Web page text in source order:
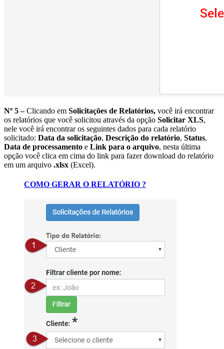
Nº 5 –Clicando em Solicitações de Relatórios, você irá encontrar
os relatórios que você solicitou através da opção Solicitar XLS,
nele você irá encontrar os seguintes dados para cada relatório
solicitado: Data da solicitação, Descrição do relatório, Status,
Data de processamento e Link para o arquivo, nesta última
opção você clica em cima do link para fazer download do relatório
em um arquivo .xlsx (Excel).
COMO GERAR O RELATÓRIO ?